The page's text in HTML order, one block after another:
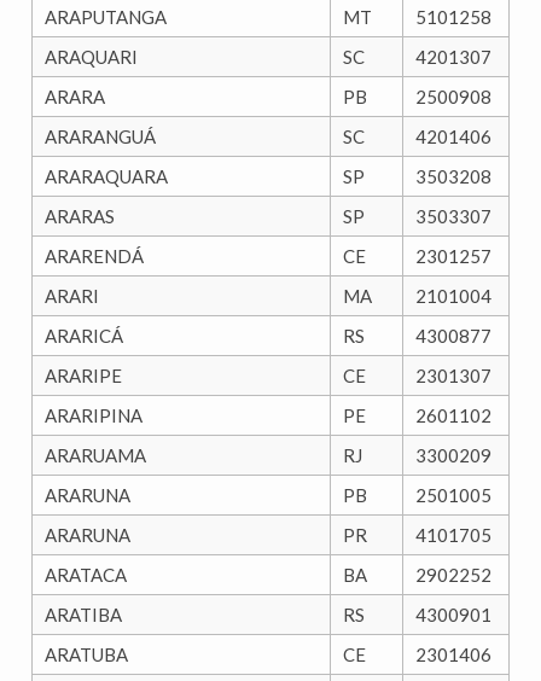
ARAPUTANGA
MT
5101258
ARAQUARI
SC
4201307
ARARA
PB
2500908
ARARANGUÁ
SC
4201406
ARARAQUARA
SP
3503208
ARARAS
SP
3503307
ARARENDÁ
CE
2301257
ARARI
MA
2101004
ARARICÁ
RS
4300877
ARARIPE
CE
2301307
ARARIPINA
PE
2601102
ARARUAMA
RJ
3300209
ARARUNA
PB
2501005
ARARUNA
PR
4101705
ARATACA
BA
2902252
ARATIBA
RS
4300901
ARATUBA
CE
2301406